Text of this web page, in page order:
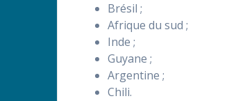
Brésil ;
Afrique du sud ;
Inde ;
Guyane ;
Argentine ;
Chili.